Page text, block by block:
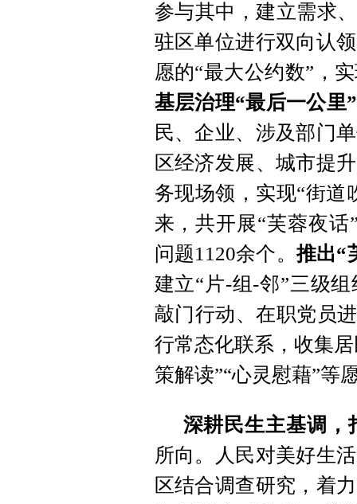
参与其中，建立需求
驻区单位进行双向认
愿的“最大公约数”，
基层治理“最后一公里
民、企业、涉及部门
区经济发展、城市提
务现场领，实现“街道
来，共开展“芙蓉夜
问题1120余个。 推出“
建立“片-组-邻”三级
敲门行动、在职党员
行常态化联系，收集
策解读”“心灵慰藉”等
深耕民生主基调，
所向。人民对美好生
区结合调查研究，着